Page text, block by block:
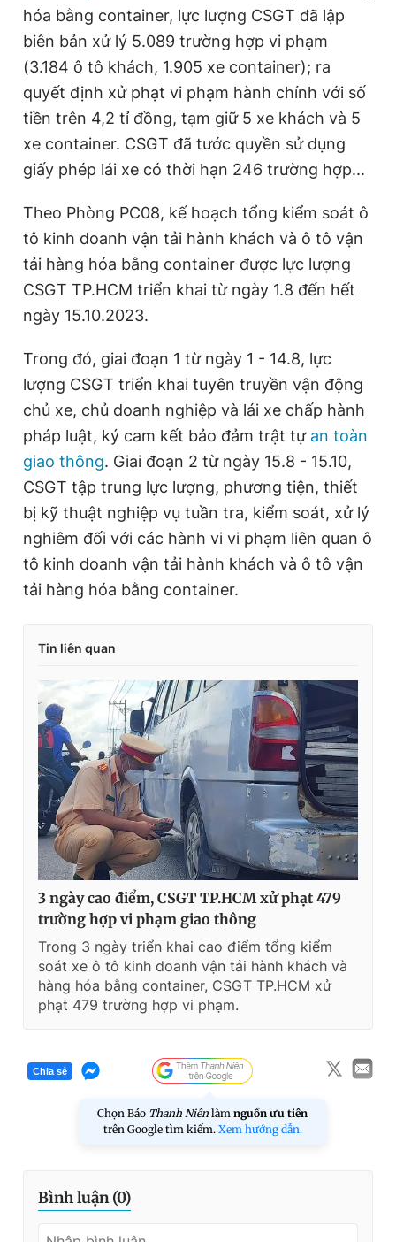
Đọc Thanh Niên trên điện thoại
Theo dõi báo trên
Hotline
0906 645 777
Liên hệ quảng cáo
0908 780 404
Tổng biên tập: Nguyễn Ngọc Toàn
Phó tổng biên tập thường trực: Hải Thành
Phó tổng biên tập: Lâm Hiếu Dũng
Phó tổng biên tập: Trần Việt Hưng
Tổng thư ký tòa soạn: Đức Trung
Giấy phép xuất bản số 110/GP - BTTTT cấp ngày 24.3.2020
© 2003-2026 Bản quyền thuộc về Báo Thanh Niên. Cấm sao
chép dưới mọi hình thức nếu không có sự chấp thuận bằng văn
bản. Phát triển bởi ePi Technologies, JSC.
hóa bằng container, lực lượng CSGT đã lập
biên bản xử lý 5.089 trường hợp vi phạm
(3.184 ô tô khách, 1.905 xe container); ra
quyết định xử phạt vi phạm hành chính với số
tiền trên 4,2 tỉ đồng, tạm giữ 5 xe khách và 5
xe container. CSGT đã tước quyền sử dụng
giấy phép lái xe có thời hạn 246 trường hợp...
Theo Phòng PC08, kế hoạch tổng kiểm soát ô
tô kinh doanh vận tải hành khách và ô tô vận
tải hàng hóa bằng container được lực lượng
CSGT TP.HCM triển khai từ ngày 1.8 đến hết
ngày 15.10.2023.
Trong đó, giai đoạn 1 từ ngày 1 - 14.8, lực
lượng CSGT triển khai tuyên truyền vận động
chủ xe, chủ doanh nghiệp và lái xe chấp hành
pháp luật, ký cam kết bảo đảm trật tự an toàn
giao thông. Giai đoạn 2 từ ngày 15.8 - 15.10,
CSGT tập trung lực lượng, phương tiện, thiết
bị kỹ thuật nghiệp vụ tuần tra, kiểm soát, xử lý
nghiêm đối với các hành vi vi phạm liên quan ô
tô kinh doanh vận tải hành khách và ô tô vận
tải hàng hóa bằng container.
Tin liên quan
3 ngày cao điểm, CSGT TP.HCM xử phạt 479
trường hợp vi phạm giao thông
Trong 3 ngày triển khai cao điểm tổng kiểm
soát xe ô tô kinh doanh vận tải hành khách và
hàng hóa bằng container, CSGT TP.HCM xử
phạt 479 trường hợp vi phạm.
Chia sẻ
Chọn Báo Thanh Niên làm nguồn ưu tiên
trên Google tìm kiếm. Xem hướng dẫn.
Bình luận (0)